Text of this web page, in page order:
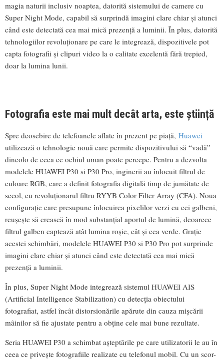
magia naturii inclusiv noaptea, datorită sistemului de camere cu
Super Night Mode, capabil să surprindă imagini clare chiar și atunci
când este detectată cea mai mică prezență a luminii. În plus, datorită
tehnologiilor revoluționare pe care le integrează, dispozitivele pot
capta fotografii și clipuri video la o calitate excelentă fără trepied,
doar la lumina lunii.
Fotografia este mai mult decât arta, este știință
Spre deosebire de telefoanele aflate în prezent pe piață, Huawei
utilizează o tehnologie nouă care permite dispozitivului să “vadă”
dincolo de ceea ce ochiul uman poate percepe. Pentru a dezvolta
modelele HUAWEI P30 si P30 Pro, inginerii au înlocuit filtrul de
culoare RGB, care a definit fotografia digitală timp de jumătate de
secol, cu revoluționarul filtru RYYB Color Filter Array (CFA). Noua
configurație care presupune înlocuirea pixelilor verzi cu cei galbeni,
reușește să crească în mod substanțial aportul de lumină, deoarece
filtrul galben captează atât lumina roșie, cât și cea verde. Grație
acestei schimbări, modelele HUAWEI P30 si P30 Pro pot surprinde
imagini clare chiar și atunci când este detectată cea mai mică
prezență a luminii.
În plus, Super Night Mode integrează sistemul HUAWEI AIS
(Artificial Intelligence Stabilization) cu detecția obiectului
fotografiat, astfel încât distorsionările apărute din cauza mișcării
mâinilor să fie ajustate pentru a obține cele mai bune rezultate.
Seria HUAWEI P30 a schimbat așteptările pe care utilizatorii le au în
ceea ce privește fotografiile realizate cu telefonul mobil. Cu un scor-